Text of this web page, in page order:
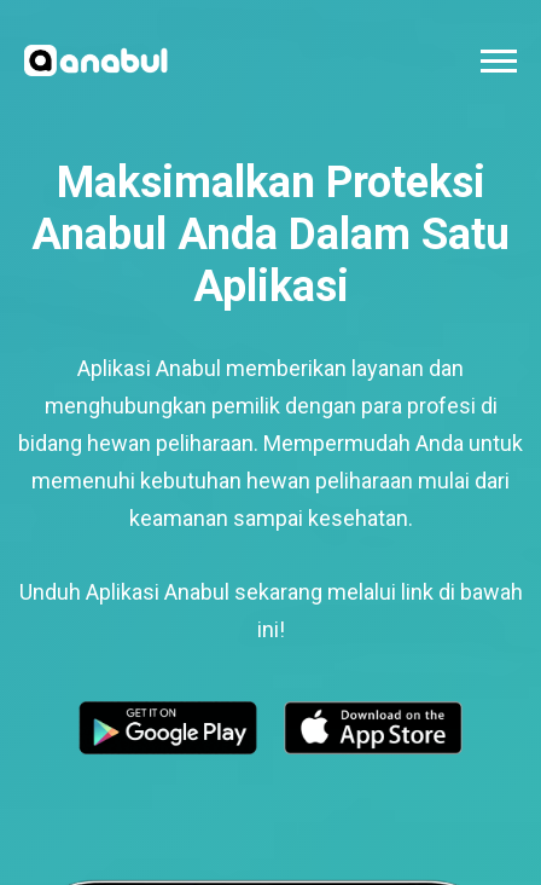
Maksimalkan Proteksi
Anabul Anda Dalam Satu
Aplikasi
Aplikasi Anabul memberikan layanan dan
menghubungkan pemilik dengan para profesi di
bidang hewan peliharaan. Mempermudah Anda untuk
memenuhi kebutuhan hewan peliharaan mulai dari
keamanan sampai kesehatan.
Unduh Aplikasi Anabul sekarang melalui link di bawah
ini!